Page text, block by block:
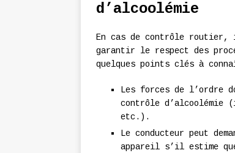
d’alcoolémie
En cas de contrôle
garantir le respect des
quelques points clés à
Les forces de l’ordre
contrôle d’alcoolémie
etc.).
Le conducteur peut
appareil s’il estime